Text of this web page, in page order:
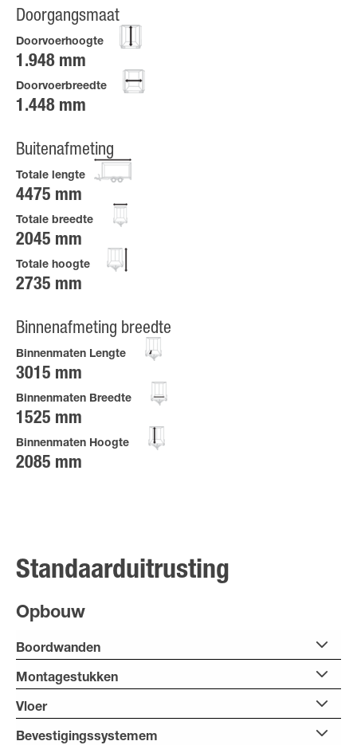
Doorgangsmaat
Doorvoerhoogte
1.948 mm
Doorvoerbreedte
1.448 mm
Buitenafmeting
Totale lengte
4475 mm
Totale breedte
2045 mm
Totale hoogte
2735 mm
Binnenafmeting breedte
Binnenmaten Lengte
3015 mm
Binnenmaten Breedte
1525 mm
Binnenmaten Hoogte
2085 mm
Standaarduitrusting
Opbouw
Boordwanden
Montagestukken
Vloer
Bevestigingssystemem